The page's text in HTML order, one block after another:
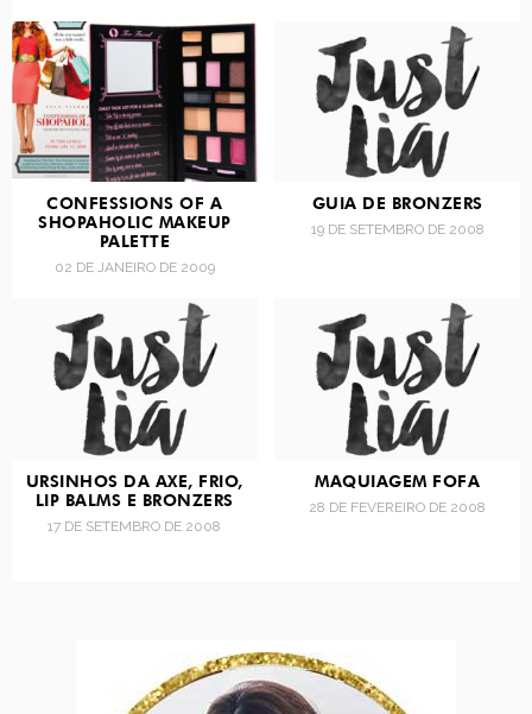
CONFESSIONS OF A
SHOPAHOLIC MAKEUP
PALETTE
02 DE JANEIRO DE 2009
GUIA DE BRONZERS
19 DE SETEMBRO DE 2008
URSINHOS DA AXE, FRIO,
LIP BALMS E BRONZERS
17 DE SETEMBRO DE 2008
MAQUIAGEM FOFA
28 DE FEVEREIRO DE 2008